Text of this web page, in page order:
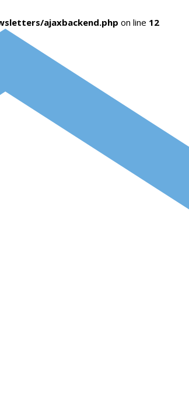
ajaxbackend.php on line 12